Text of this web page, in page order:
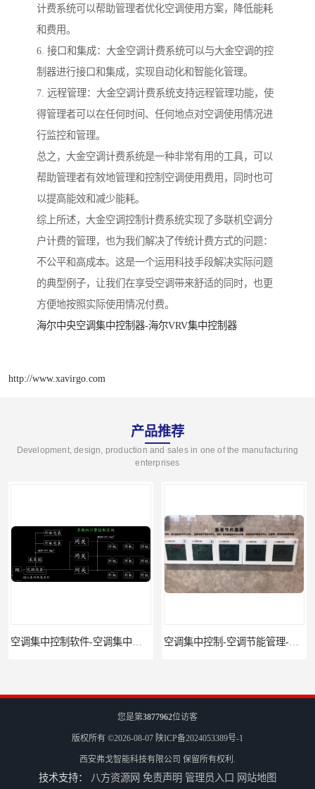
计费系统可以帮助管理者优化空调使用方案，降低能耗
和费用。
6. 接口和集成：大金空调计费系统可以与大金空调的控
制器进行接口和集成，实现自动化和智能化管理。
7. 远程管理：大金空调计费系统支持远程管理功能，使
得管理者可以在任何时间、任何地点对空调使用情况进
行监控和管理。
总之，大金空调计费系统是一种非常有用的工具，可以
帮助管理者有效地管理和控制空调使用费用，同时也可
以提高能效和减少能耗。
综上所述，大金空调控制计费系统实现了多联机空调分
户计费的管理，也为我们解决了传统计费方式的问题：
不公平和高成本。这是一个运用科技手段解决实际问题
的典型例子，让我们在享受空调带来舒适的同时，也更
方便地按照实际使用情况付费。
海尔中央空调集中控制器-海尔VRV集中控制器
http://www.xavirgo.com
产品推荐
Development, design, production and sales in one of the manufacturing
enterprises
您是第3877962位访客
版权所有 ©2026-08-07 陕ICP备2024053389号-1
西安弗戈智能科技有限公司 保留所有权利.
技术支持： 八方资源网 免责声明 管理员入口 网站地图